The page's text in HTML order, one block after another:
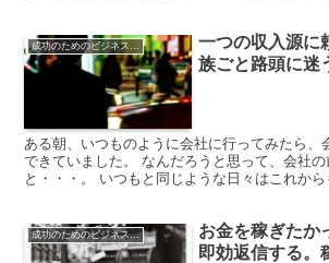
一つの収入源に
族ごと路頭に迷
ある朝、いつものように会社に行ってみたら、
できていました。 なんだろうと思って、会社
と・・・。 いつもと同じような日々はこれか
成功のためのビジネスマインド
お金を稼ぎたか
即効返信する。